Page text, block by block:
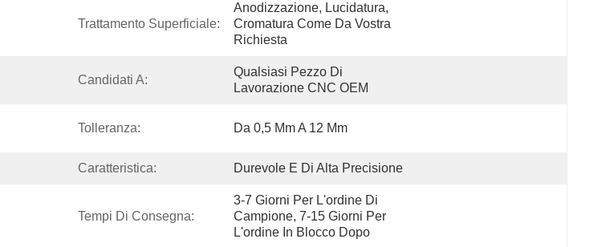
Trattamento Superficiale:
Anodizzazione, Lucidatura,
Cromatura Come Da Vostra
Richiesta
Candidati A:
Qualsiasi Pezzo Di
Lavorazione CNC OEM
Tolleranza: Da 0,5 Mm A 12 Mm
Caratteristica: Durevole E Di Alta Precisione
Tempi Di Consegna:
3-7 Giorni Per L'ordine Di
Campione, 7-15 Giorni Per
L'ordine In Blocco Dopo